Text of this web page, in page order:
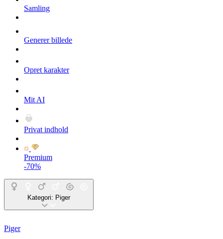
Samling
Generer billede
Opret karakter
Mit AI
Privat indhold
Premium
-70%
Kategori: Piger
Piger